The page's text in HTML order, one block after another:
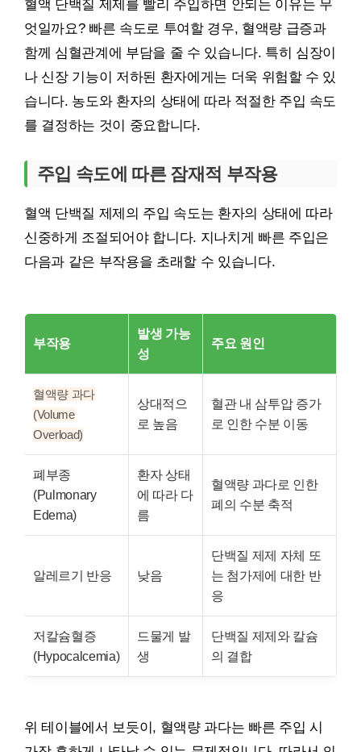
혈액 단백질 제제를 빨리 주입하면 안되는 이유는 무
엇일까요? 빠른 속도로 투여할 경우, 혈액량 급증과
함께 심혈관계에 부담을 줄 수 있습니다. 특히 심장이
나 신장 기능이 저하된 환자에게는 더욱 위험할 수 있
습니다. 농도와 환자의 상태에 따라 적절한 주입 속도
를 결정하는 것이 중요합니다.
주입 속도에 따른 잠재적 부작용
혈액 단백질 제제의 주입 속도는 환자의 상태에 따라
신중하게 조절되어야 합니다. 지나치게 빠른 주입은
다음과 같은 부작용을 초래할 수 있습니다.
부작용
발생 가능
성
주요 원인
혈액량 과다
(Volume
Overload)
상대적으
로 높음
혈관 내 삼투압 증가
로 인한 수분 이동
폐부종
(Pulmonary
Edema)
환자 상태
에 따라 다
름
혈액량 과다로 인한
폐의 수분 축적
알레르기 반응 낮음
단백질 제제 자체 또
는 첨가제에 대한 반
응
저칼슘혈증
(Hypocalcemia)
드물게 발
생
단백질 제제와 칼슘
의 결합
위 테이블에서 보듯이, 혈액량 과다는 빠른 주입 시